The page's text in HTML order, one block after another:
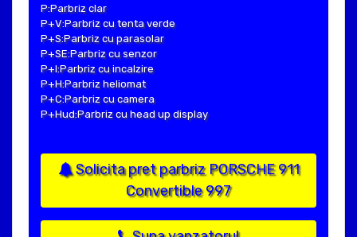
P:Parbriz clar
P+V:Parbriz cu tenta verde
P+S:Parbriz cu parasolar
P+SE:Parbriz cu senzor
P+I:Parbriz cu incalzire
P+H:Parbriz heliomat
P+C:Parbriz cu camera
P+Hud:Parbriz cu head up display
Solicita pret parbriz PORSCHE 911
Convertible 997